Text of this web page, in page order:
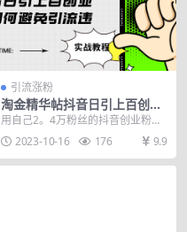
引流涨粉
淘金精华帖抖音日引上百创业
粉如何避免引流违规
用自己2。4万粉丝的抖音创业粉引
流账号来实打实的进行试错，永久
封禁总结出来的一些...
2023-10-16 176 9.9